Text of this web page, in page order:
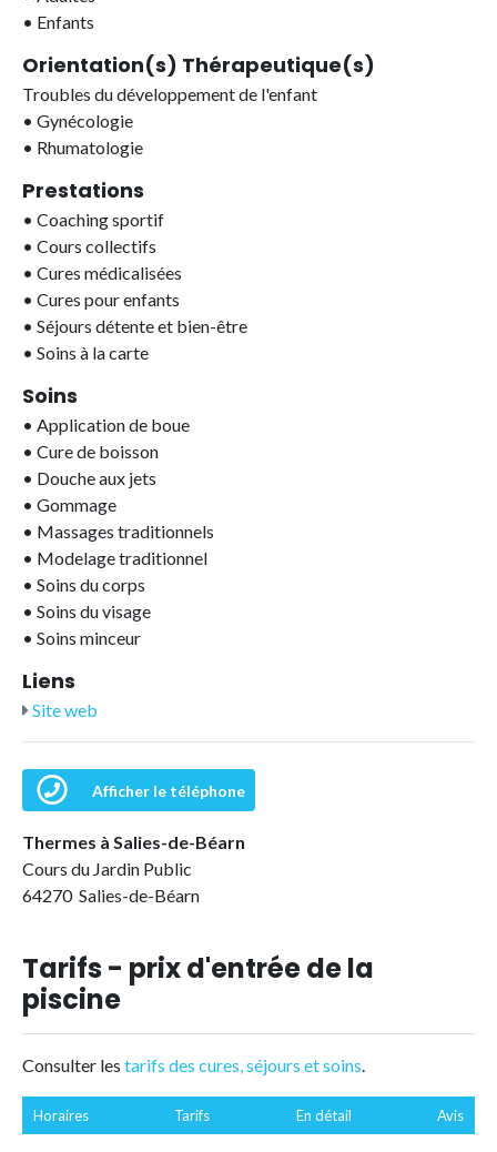
• Enfants
Orientation(s) Thérapeutique(s)
Troubles du développement de l'enfant
• Gynécologie
• Rhumatologie
Prestations
• Coaching sportif
• Cours collectifs
• Cures médicalisées
• Cures pour enfants
• Séjours détente et bien-être
• Soins à la carte
Soins
• Application de boue
• Cure de boisson
• Douche aux jets
• Gommage
• Massages traditionnels
• Modelage traditionnel
• Soins du corps
• Soins du visage
• Soins minceur
Liens
Site web
Afficher le téléphone
Thermes à Salies-de-Béarn
Cours du Jardin Public
64270 Salies-de-Béarn
Tarifs - prix d'entrée de la
piscine
Consulter les tarifs des cures, séjours et soins.
Horaires Tarifs En détail Avis